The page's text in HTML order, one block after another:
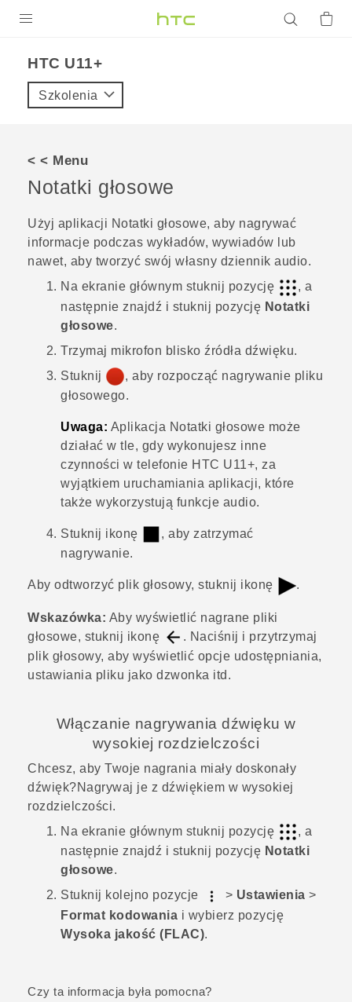
VIVE
POMOC TECHNICZNA
Urządzenia i akcesoria HTC
Zaloguj się
HTC U11+‎
Szkolenia
< < Menu
Notatki głosowe
Użyj aplikacji Notatki głosowe, aby nagrywać
informacje podczas wykładów, wywiadów lub
nawet, aby tworzyć swój własny dziennik audio.
Na ekranie głównym stuknij pozycję
, a
następnie znajdź i stuknij pozycję Notatki
głosowe.
Trzymaj mikrofon blisko źródła dźwięku.
Stuknij
, aby rozpocząć nagrywanie pliku
głosowego.
Uwaga: Aplikacja Notatki głosowe może
działać w tle, gdy wykonujesz inne
czynności w telefonie HTC U11‍+, za
wyjątkiem uruchamiania aplikacji, które
także wykorzystują funkcje audio.
Stuknij ikonę
, aby zatrzymać
nagrywanie.
Aby odtworzyć plik głosowy, stuknij ikonę .
Wskazówka: Aby wyświetlić nagrane pliki
głosowe, stuknij ikonę
. Naciśnij i przytrzymaj
plik głosowy, aby wyświetlić opcje udostępniania,
ustawiania pliku jako dzwonka itd.
Włączanie nagrywania dźwięku w
wysokiej rozdzielczości
Chcesz, aby Twoje nagrania miały doskonały
dźwięk?Nagrywaj je z dźwiękiem w wysokiej
rozdzielczości.
Na ekranie głównym stuknij pozycję
, a
następnie znajdź i stuknij pozycję Notatki
głosowe.
Stuknij kolejno pozycje
> Ustawienia >
Format kodowania i wybierz pozycję
Wysoka jakość (FLAC).
Czy ta informacja była pomocna?